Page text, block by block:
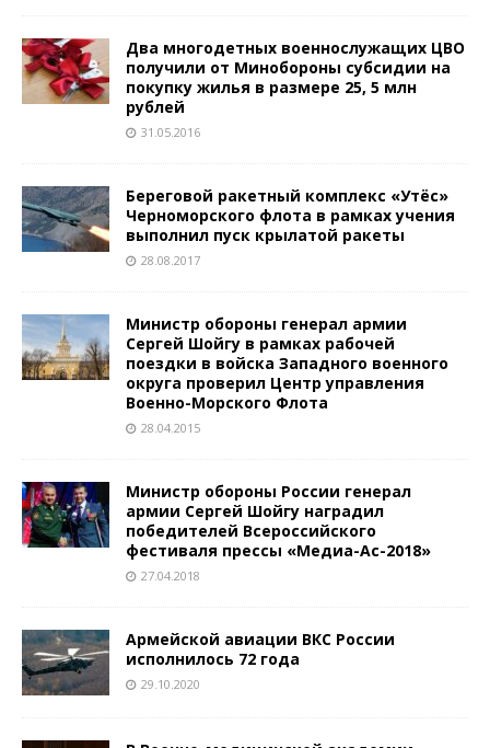
Два многодетных военнослужащих ЦВО
получили от Минобороны субсидии на
покупку жилья в размере 25, 5 млн
рублей
31.05.2016
Береговой ракетный комплекс «Утёс»
Черноморского флота в рамках учения
выполнил пуск крылатой ракеты
28.08.2017
Министр обороны генерал армии
Сергей Шойгу в рамках рабочей
поездки в войска Западного военного
округа проверил Центр управления
Военно-Морского Флота
28.04.2015
Министр обороны России генерал
армии Сергей Шойгу наградил
победителей Всероссийского
фестиваля прессы «Медиа-Ас-2018»
27.04.2018
Армейской авиации ВКС России
исполнилось 72 года
29.10.2020